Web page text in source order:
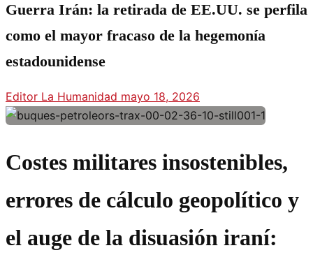
Guerra Irán: la retirada de EE.UU. se perfila
como el mayor fracaso de la hegemonía
estadounidense
Editor La Humanidad mayo 18, 2026
Costes militares insostenibles,
errores de cálculo geopolítico y
el auge de la disuasión iraní: